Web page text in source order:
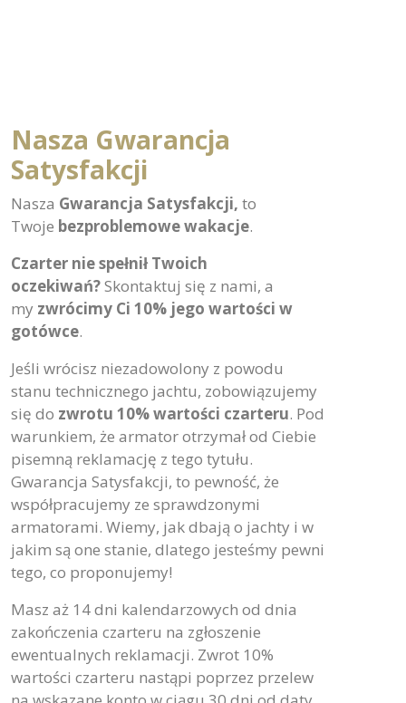
Nasza Gwarancja
Satysfakcji
Nasza Gwarancja Satysfakcji,
Twoje
Czarter nie spełnił Twoich
oczekiwań? Skontaktuj się z nami, a
my
zwrócimy Ci 10% jego wartości w
gotówce
Jeśli wrócisz niezadowolony z powodu
stanu technicznego jachtu, zobowiązujemy
się dozwrotu 10% wartości czarteru . Pod
warunkiem, że armator otrzymał od Ciebie
pisemną reklamację z tego tytułu.
Gwarancja Satysfakcji, to pewność, że
współpracujemy ze sprawdzonymi
armatorami. Wiemy, jak dbają o jachty i w
jakim są one stanie, dlatego jesteśmy pewni
tego, co proponujemy!